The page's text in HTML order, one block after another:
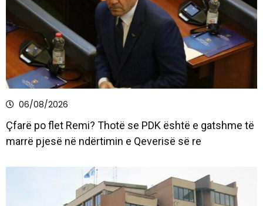
06/08/2026
Çfarë po flet Remi? Thotë se PDK është e gatshme të
marrë pjesë në ndërtimin e Qeverisë së re